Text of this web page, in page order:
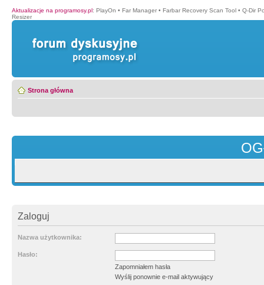
Aktualizacje na programosy.pl: PlayOn • Far Manager • Farbar Recovery Scan Tool • Q-Dir
Resizer
Strona główna
Zaloguj
Nazwa użytkownika:
Hasło:
Zapomniałem hasła
Wyślij ponownie e-mail aktywujący